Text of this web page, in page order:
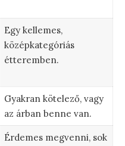
Egy kellemes,
középkategóriás
étteremben.
Gyakran kötelező, vagy
az árban benne van.
Érdemes megvenni, sok